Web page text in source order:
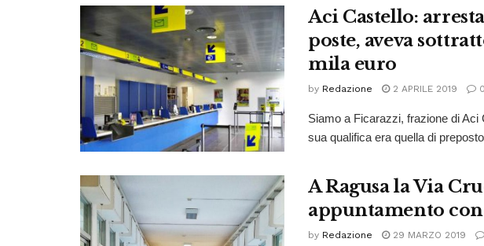
Aci Castello:
poste, aveva
mila euro
by Redazione 2 APRILE 2019 0
Siamo a Ficarazzi, frazione di
sua qualifica era quella di
A Ragusa la Via
appuntamento
by Redazione 29 MARZO 2019